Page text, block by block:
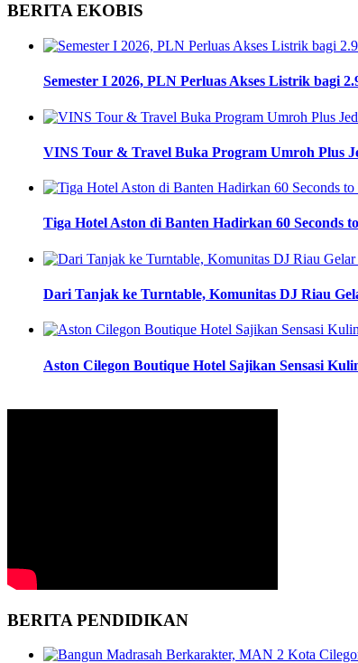
BERITA EKOBIS
Semester I 2026, PLN Perluas Akses Listrik bagi
VINS Tour & Travel Buka Program Umroh Plus
Tiga Hotel Aston di Banten Hadirkan 60 Seconds
Dari Tanjak ke Turntable, Komunitas DJ Riau
Aston Cilegon Boutique Hotel Sajikan Sensasi
BERITA PENDIDIKAN